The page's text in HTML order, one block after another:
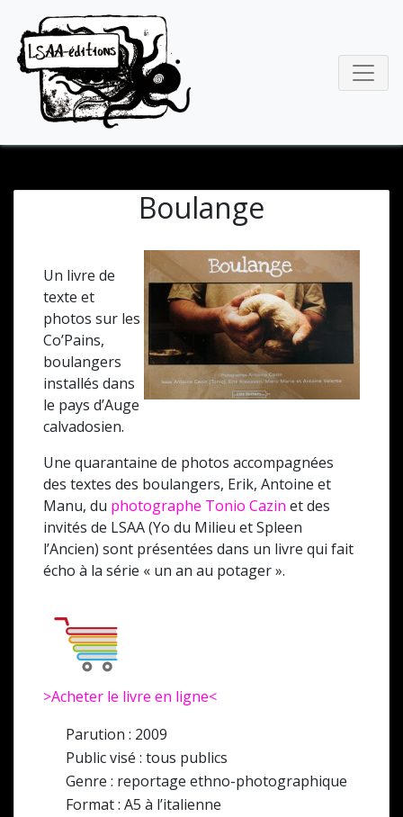
Boulange
Un livre de
texte et
photos sur les
Co’Pains,
boulangers
installés dans
le pays d’Auge
calvadosien.
Une quarantaine de photos accompagnées
des textes des boulangers, Erik, Antoine et
Manu, du photographe Tonio Cazin et des
invités de LSAA (Yo du Milieu et Spleen
l’Ancien) sont présentées dans un livre qui fait
écho à la série « un an au potager ».
>Acheter le livre en ligne<
Parution : 2009
Public visé : tous publics
Genre : reportage ethno-photographique
Format : A5 à l’italienne